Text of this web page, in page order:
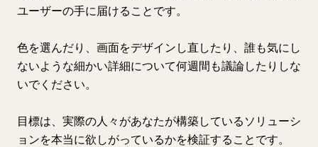
ユーザーの手に届けることです。
色を選んだり、画面をデザインし直したり、誰も気にし
ないような細かい詳細について何週間も議論したりしな
いでください。
目標は、実際の人々があなたが構築しているソリューシ
ョンを本当に欲しがっているかを検証することです。